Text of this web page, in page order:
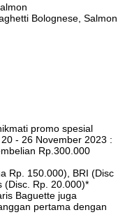
Bolognese, Salmon
promo spesial
- 26 November 2023 :
Rp.300.000
Rp. 150.000), BRI (Disc
(Disc. Rp. 20.000)*
Baguette juga
pertama dengan